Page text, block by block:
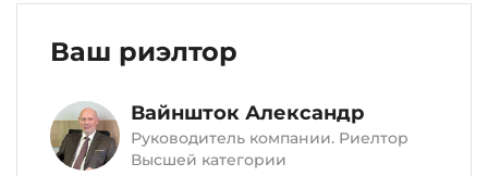
Ваш риэлтор
Вайншток Александр
Руководитель компании. Риелтор
Высшей категории